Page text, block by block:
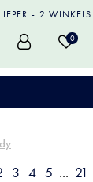
IEPER 2 WINKELS
0
3 4 5 ... 21